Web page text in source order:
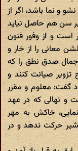
و نما باشد، اگر از
سن هم حاصل نیاید
است و از وفور فنون
معانی را از خار و
صدق نطق را که
صیانت کنند و
گفت: معلوم و مقرر
و نهالی که در عهد
خاکش به مهر
شیر حرکت ندهد و در